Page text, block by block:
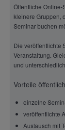
Öffentliche
kleinere Gruppen,
Seminar buchen
Die veröffentlichte
Veranstaltung.
und
Vorteile
einzelne
veröffentlichte
Austausch mit